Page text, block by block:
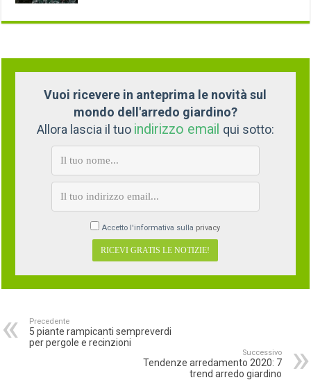
Vuoi ricevere in anteprima le novità sul
mondo dell'arredo giardino?
Allora lascia il tuo indirizzo email qui sotto:
Accetto l'informativa sulla privacy
Precedente
5 piante rampicanti sempreverdi
per pergole e recinzioni
Successivo
Tendenze arredamento 2020: 7
trend arredo giardino